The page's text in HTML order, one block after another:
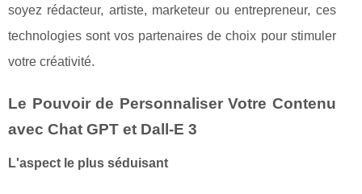
soyez rédacteur, artiste, marketeur ou entrepreneur, ces
technologies sont vos partenaires de choix pour stimuler
votre créativité.
Le Pouvoir de Personnaliser Votre Contenu
avec Chat GPT et Dall-E 3
L'aspect le plus séduisant